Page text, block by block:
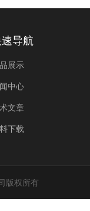
导航
展示
中心
文章
下载
版权所有